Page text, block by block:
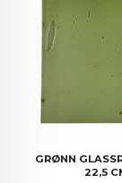
GRØNN
22,5